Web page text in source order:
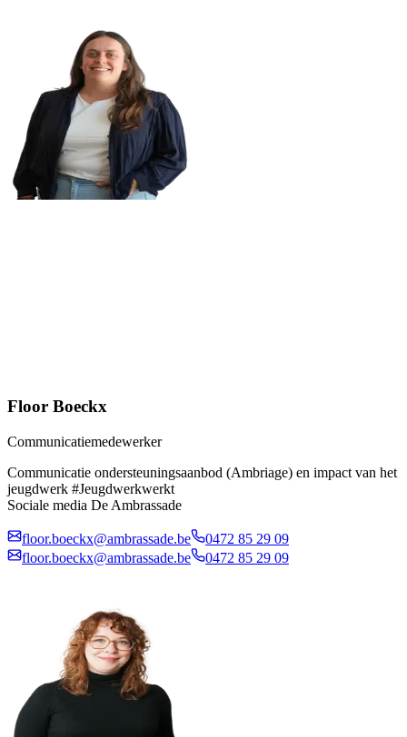
Floor Boeckx
Communicatiemedewerker
Communicatie ondersteuningsaanbod (Ambriage) en impact van het
jeugdwerk #Jeugdwerkwerkt
Sociale media De Ambrassade
floor.boeckx@ambrassade.be
0472 85 29 09
floor.boeckx@ambrassade.be
0472 85 29 09